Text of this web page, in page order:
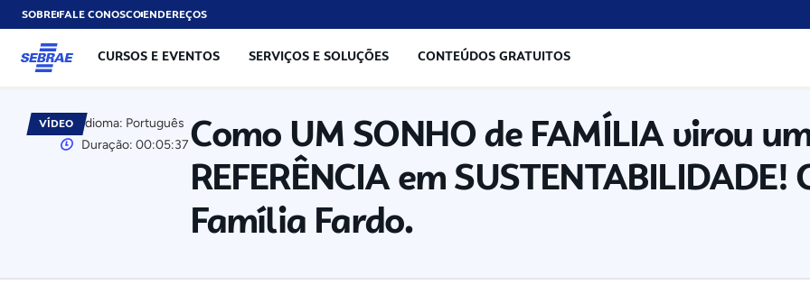
SOBREFALE CONOSCOENDEREÇOS
CURSOS E EVENTOS SERVIÇOS E SOLUÇÕES CONTEÚDOS GRATUITOS
VÍDEO
Idioma: Português
Duração: 00:05:37Como UM SONHO de FAMÍLIA virou
REFERÊNCIA em SUSTENTABILIDADE!
Família Fardo.